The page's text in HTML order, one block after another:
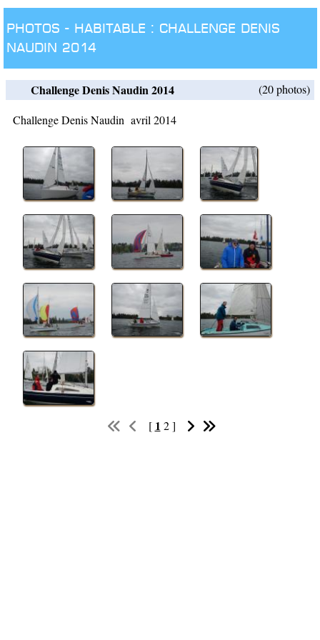
Photos - Habitable : Challenge Denis
Naudin 2014
Challenge Denis Naudin 2014 (20 photos)
Challenge Denis Naudin avril 2014
[ 1 2]